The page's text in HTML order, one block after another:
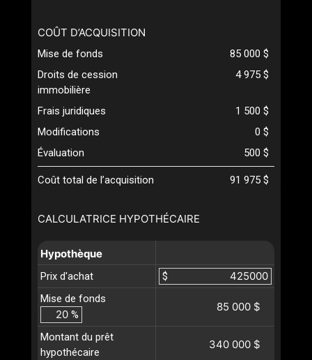
CALCULATRICE HYPOTHÉCAIRE
Hypothèque
Prix d'achat
$
Mise de fonds
%
85 000 $
Montant du prêt
hypothécaire
340 000 $
COÛT D’ACQUISITION
Mise de fonds
85 000 $
Droits de cession
immobilière
4 975 $
Frais juridiques
1 500 $
Modifications
0 $
Évaluation
500 $
Coût total de l’acquisition 91 975 $